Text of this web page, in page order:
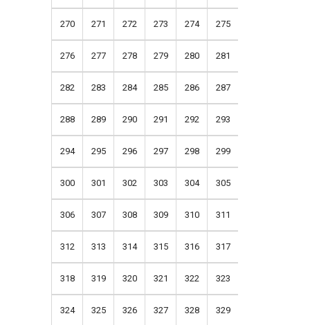
270 271 272 273 274 275
276 277 278 279 280 281
282 283 284 285 286 287
288 289 290 291 292 293
294 295 296 297 298 299
300 301 302 303 304 305
306 307 308 309 310 311
312 313 314 315 316 317
318 319 320 321 322 323
324 325 326 327 328 329